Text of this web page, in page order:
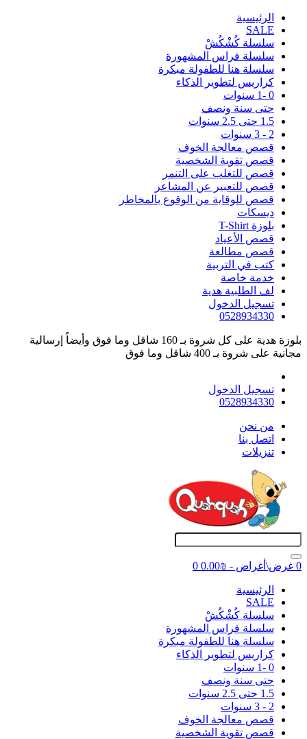
اﻟﺮﺋﻴﺴﻴﺔ
SALE
سلسلة كُشْكُشْ
سلسلة فراس المشهورة
سلسلة هنا للطفولة مبكرة
كراريس لتطوير الذكاء
0 -1 سنوات
حتى سنة ونصف
1.5 حتى 2.5 سنوات
2 - 3 سنوات
قصص معالجة الخوف
قصص تقوية الشخصية
قصص للتغلب على التنمر
قصص للتعبير عن المشاعر
قصص للوقاية من الوقوع بالمخاطر
ديسكات
بلوزة T-Shirt
قصص الأعياد
قصص مطالعة
كتب في التربية
خدمة خاصة
لف الطلبية هدية
تسجيل الدخول
0528934330
بلوزة هدية على كل شروة بـ 160 شاقل وما فوق وأيضاً إرسالية
مجانية على شروة بـ 400 شاقل وما فوق
تسجيل الدخول
0528934330
ﻣﻦ ﻧﺤﻦ
اتصل بنا
تنزيلات
0 غرض\أغراض - ₪0.00 0
اﻟﺮﺋﻴﺴﻴﺔ
SALE
سلسلة كُشْكُشْ
سلسلة فراس المشهورة
سلسلة هنا للطفولة مبكرة
كراريس لتطوير الذكاء
0 -1 سنوات
حتى سنة ونصف
1.5 حتى 2.5 سنوات
2 - 3 سنوات
قصص معالجة الخوف
قصص تقوية الشخصية